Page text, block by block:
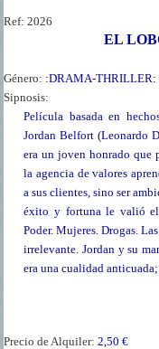
Ref:2026
EL
Género: :DRAMA-THRILLER:
Sipnosis:
Película basada en
Jordan Belfort (Leonardo
era un joven honrado que
la agencia de valores
a sus clientes, sino ser
éxito y fortuna le valió el
Poder. Mujeres. Drogas.
irrelevante. Jordan y su
era una cualidad
Precio de Alquiler:2,50 €